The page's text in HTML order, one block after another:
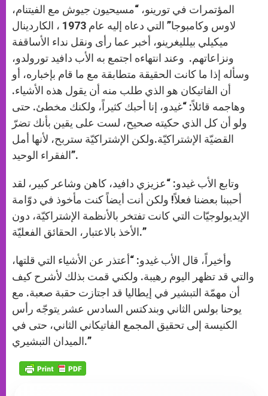
المؤتمرات في تورينو، “مسيحيون جيوش مع الفيتنام،
لاوس وكامبوجا” التي دعاه إليه عام 1973 ، الكاردينال
ميكيلي بيلليغرينو، أخبر عما رأى ونقل نداء الأساقفة
ونزاعاتهم. وعند انتهاءه اجتمع به الأب دافيد تورولدو،
وسأله إذا ما كانت الحقيقة متطابقة مع ما قام بإخباره، أو
أن الفاتيكان هو الذي طلب منه أن يقول هذه الأشياء.
وهاجمه قائلاً: “غيدو، إنا أحبك كثيراً، ولكنك مخطئ. حتى
ولو أن كل الذي حكيته صحيح، لست على يقين بأنك تضرّ
القضيّة الإشتراكيّة.ولكن الإشتراكيّة ستربح، لأنها أمل
الفقراء الوحيد”.
وتابع الأب غيدو: “عزيزي دافيد، كاهن وشاعر كبير، لقد
أحببنا بعضنا فعلاً! ولكن أنت أيضاً كنت مأخوذ في دوّامة
الإيديولوجيّات التي كانت تفتخر بالأنظمة الإشتراكيّة، دون
الأخذ بالاعتبار، الحقائق الفعليّة.”
وأخيراً، قال الأب غيدو: “أعتذر عن الأشياء التي قلتها،
والتي قد تظهر اليوم رهيبة. ولكني قمت بذلك لأشرح كيف
أن مهمّة التبشير في إيطاليا قد اجتازت حقبة صعبة. مع
يوحنا بولس الثاني وبندكتس السادس عشر يتوجّه رأس
الكنيسة إلى تحقيق المجمع الفاتيكاني الثاني، حتى في
الميدان التبشيري.”